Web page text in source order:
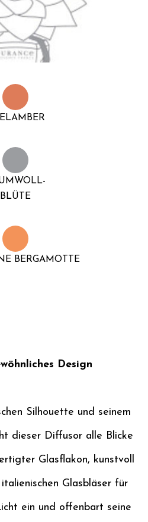
BLÜTE
BERGAMOTTE
Design
Silhouette und seinem
dieser Diffusor alle Blicke
Glasflakon, kunstvoll
Glasbläser für
ein und offenbart seine